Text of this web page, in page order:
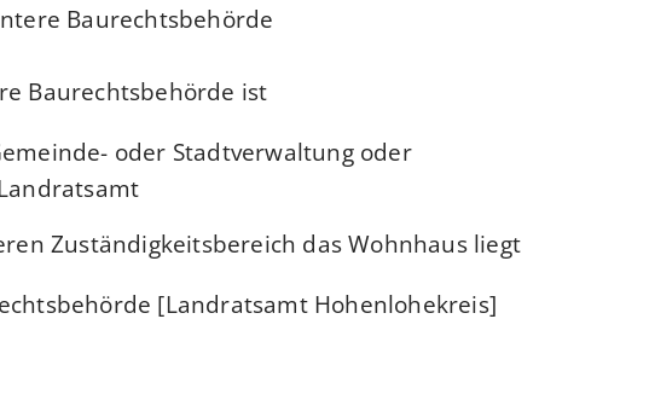
Baurechtsbehörde
Baurechtsbehörde ist
oder Stadtverwaltung oder
Zuständigkeitsbereich das Wohnhaus liegt.
[Landratsamt Hohenlohekreis]